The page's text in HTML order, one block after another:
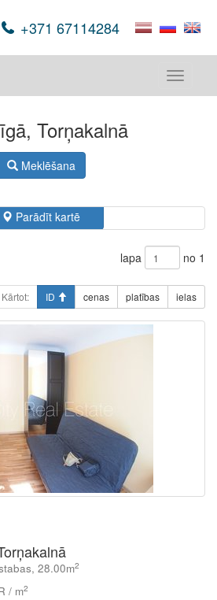
+371 67114284
Toggle
Torņakalnā
Meklēšana
Parādīt kartē
lapa no 1
Kārtot: ID cenas platības ielas
28.00m2
/ m2